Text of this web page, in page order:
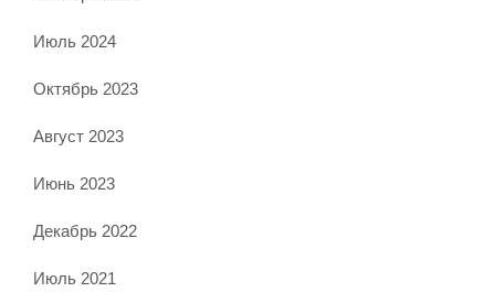
Июль 2024
Октябрь 2023
Август 2023
Июнь 2023
Декабрь 2022
Июль 2021